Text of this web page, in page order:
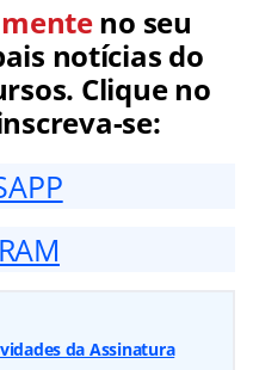
no seu
notícias do
Clique no
se:
da Assinatura